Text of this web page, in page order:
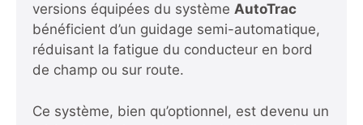
versions équipées du système AutoTrac
bénéficient d’un guidage semi-automatique,
réduisant la fatigue du conducteur en bord
de champ ou sur route.
Ce système, bien qu’optionnel, est devenu un